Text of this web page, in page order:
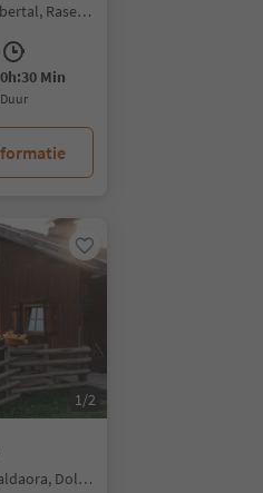
Anterselva di Sopra/Antholz-Obertal, Rasen-Antholz/Rasun Anterselva, Dolomites Region Kronplatz/Plan de Corones
0h:30 Min
Duur
1/2
Monguelfo/Welsberg, Olang/Valdaora, Dolomites Region Kronplatz/Plan de Corones